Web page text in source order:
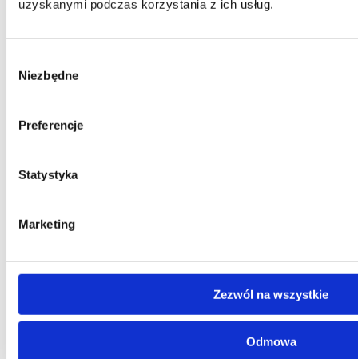
uzyskanymi podczas korzystania z ich usług.
zgody
Niezbędne
Preferencje
Statystyka
Marketing
Zezwól na wszystkie
Odmowa
Wybierz opcje
Sprawdź też inne produkty